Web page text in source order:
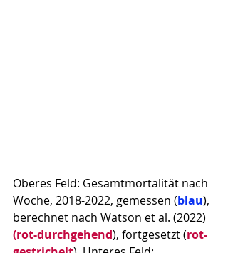
Oberes Feld: Gesamtmortalität nach
Woche, 2018-2022, gemessen (blau),
berechnet nach Watson et al. (2022)
(rot-durchgehend), fortgesetzt (rot-